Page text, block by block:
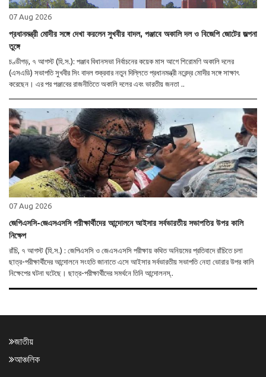
07 Aug 2026
প্রধানমন্ত্রী মোদীর সঙ্গে দেখা করলেন সুখবীর বাদল, পঞ্জাবে অকালি দল ও বিজেপি জোটের জল্পনা
তুঙ্গে
চণ্ডীগড়, ৭ আগস্ট (হি.স.): পঞ্জাব বিধানসভা নির্বাচনের কয়েক মাস আগে শিরোমণি অকালি দলের
(এসএডি) সভাপতি সুখবীর সিং বাদল শুক্রবার নতুন দিল্লিতে প্রধানমন্ত্রী নরেন্দ্র মোদীর সঙ্গে সাক্ষাৎ
করেছেন। এর পর পঞ্জাবের রাজনীতিতে অকালি দলের এবং ভারতীয় জনতা ..
07 Aug 2026
জেপিএসসি-জেএসএসসি পরীক্ষার্থীদের আন্দোলনে আইসার সর্বভারতীয় সভাপতির উপর কালি
নিক্ষেপ
রাঁচি, ৭ আগস্ট (হি.স.) : জেপিএসসি ও জেএসএসসি পরীক্ষায় কথিত অনিয়মের প্রতিবাদে রাঁচিতে চলা
ছাত্র-পরীক্ষার্থীদের আন্দোলনে সংহতি জানাতে এসে আইসার সর্বভারতীয় সভাপতি নেহা ভোরার উপর কালি
নিক্ষেপের ঘটনা ঘটেছে। ছাত্র-পরীক্ষার্থীদের সমর্থনে তিনি আন্দোলনস্..
জাতীয়
আঞ্চলিক